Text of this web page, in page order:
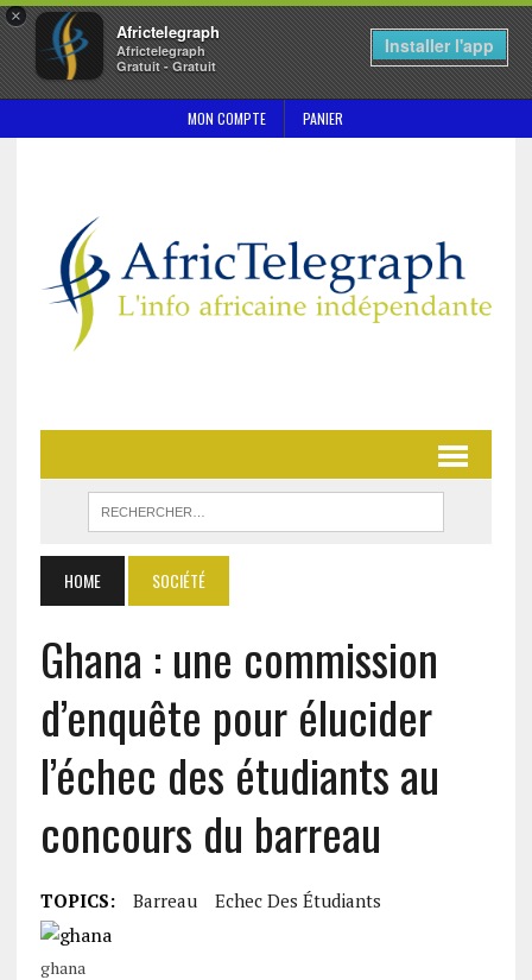
×
Africtelegraph
Africtelegraph
Gratuit - Gratuit
Installer l'app
MON COMPTE PANIER
HOME SOCIÉTÉ
Ghana : une commission
d’enquête pour élucider
l’échec des étudiants au
concours du barreau
TOPICS: Barreau Echec Des Étudiants
ghana